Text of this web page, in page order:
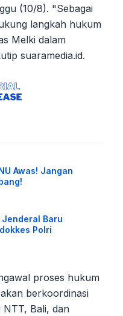
(10/8). "Sebagai
langkah hukum
Melki dalam
suaramedia.id.
Awas! Jangan
Baru
Polri
proses hukum
berkoordinasi
NTT, Bali, dan